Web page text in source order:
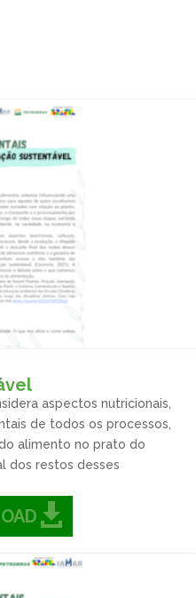
aspectos nutricionais,
de todos os processos,
alimento no prato do
dos restos desses